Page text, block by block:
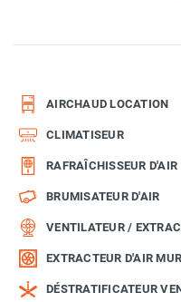
AIRCHAUD LOCATION
CLIMATISEUR
RAFRAÎCHISSEUR D'AIR
BRUMISATEUR D'AIR
VENTILATEUR /
EXTRACTEUR D'AIR
DÉSTRATIFICATEUR